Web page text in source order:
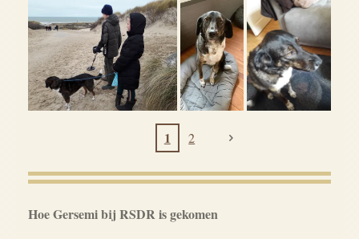
1 2
Hoe Gersemi bij RSDR is gekomen